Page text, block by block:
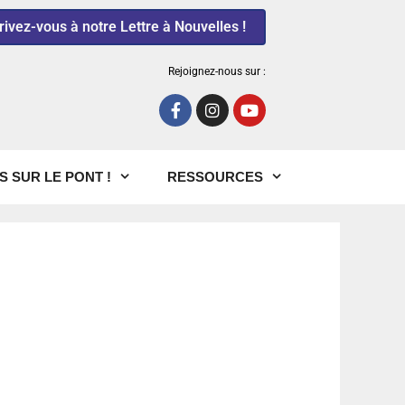
vous à notre Lettre à Nouvelles !
Rejoignez-nous sur :
SUR LE PONT ! RESSOURCES